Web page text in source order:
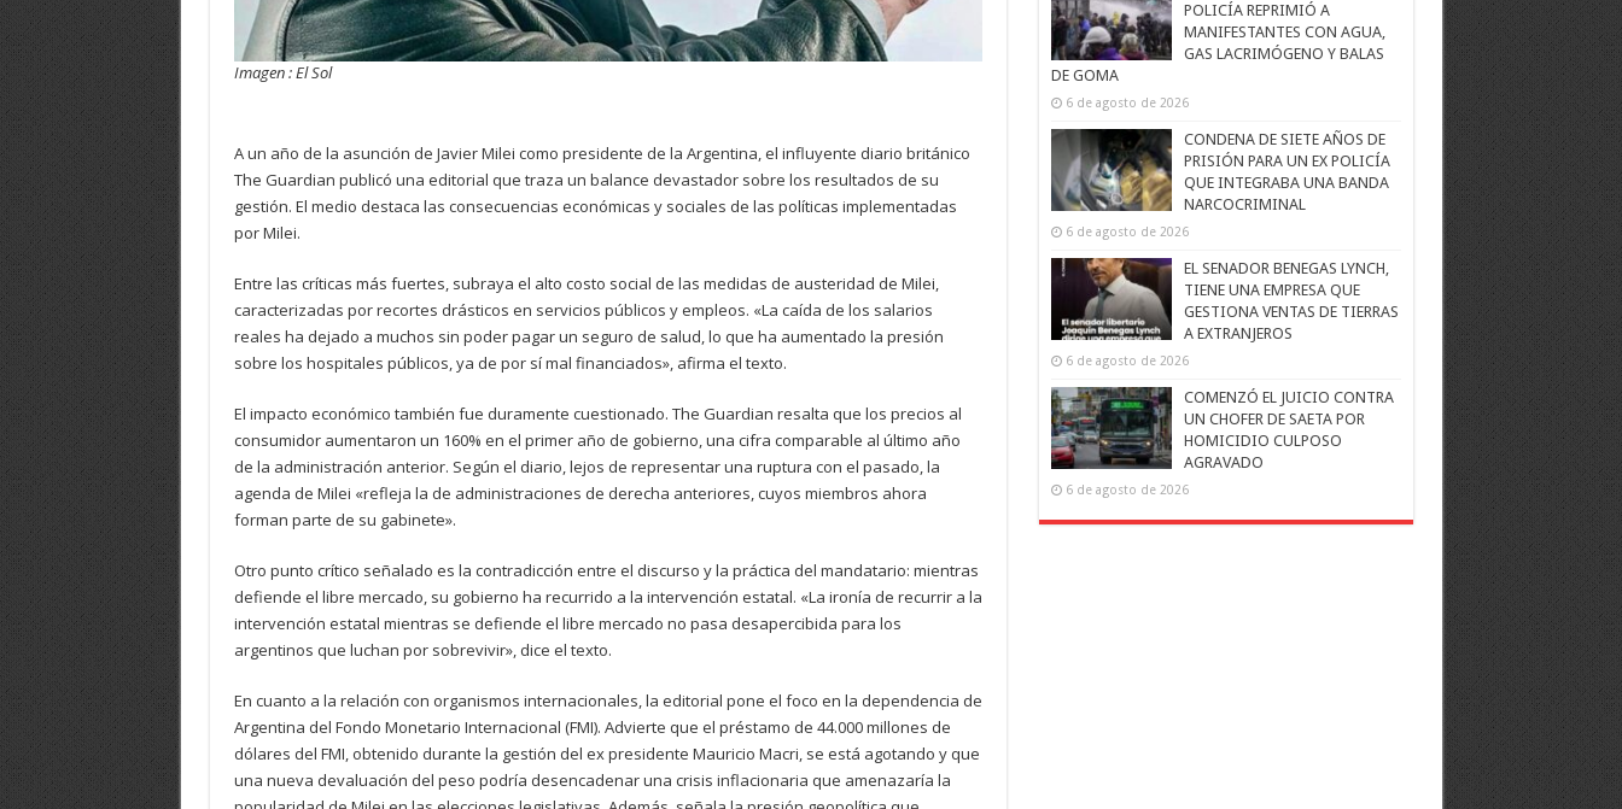
Imagen : El Sol
A un año de la asunción de Javier Milei como presidente de la Argentina, el influyente diario británico
The Guardian publicó una editorial que traza un balance devastador sobre los resultados de su
gestión. El medio destaca las consecuencias económicas y sociales de las políticas implementadas
por Milei.
Entre las críticas más fuertes, subraya el alto costo social de las medidas de austeridad de Milei,
caracterizadas por recortes drásticos en servicios públicos y empleos. «La caída de los salarios
reales ha dejado a muchos sin poder pagar un seguro de salud, lo que ha aumentado la presión
sobre los hospitales públicos, ya de por sí mal financiados», afirma el texto.
El impacto económico también fue duramente cuestionado. The Guardian resalta que los precios al
consumidor aumentaron un 160% en el primer año de gobierno, una cifra comparable al último año
de la administración anterior. Según el diario, lejos de representar una ruptura con el pasado, la
agenda de Milei «refleja la de administraciones de derecha anteriores, cuyos miembros ahora
forman parte de su gabinete».
Otro punto crítico señalado es la contradicción entre el discurso y la práctica del mandatario: mientras
defiende el libre mercado, su gobierno ha recurrido a la intervención estatal. «La ironía de recurrir a la
intervención estatal mientras se defiende el libre mercado no pasa desapercibida para los
argentinos que luchan por sobrevivir», dice el texto.
En cuanto a la relación con organismos internacionales, la editorial pone el foco en la dependencia de
Argentina del Fondo Monetario Internacional (FMI). Advierte que el préstamo de 44.000 millones de
dólares del FMI, obtenido durante la gestión del ex presidente Mauricio Macri, se está agotando y que
una nueva devaluación del peso podría desencadenar una crisis inflacionaria que amenazaría la
POLICÍA REPRIMIÓ A
MANIFESTANTES CON AGUA,
GAS LACRIMÓGENO Y BALAS
DE GOMA
6 de agosto de 2026
CONDENA DE SIETE AÑOS DE
PRISIÓN PARA UN EX POLICÍA
QUE INTEGRABA UNA BANDA
NARCOCRIMINAL
6 de agosto de 2026
EL SENADOR BENEGAS LYNCH,
TIENE UNA EMPRESA QUE
GESTIONA VENTAS DE TIERRAS
A EXTRANJEROS
6 de agosto de 2026
COMENZÓ EL JUICIO CONTRA
UN CHOFER DE SAETA POR
HOMICIDIO CULPOSO
AGRAVADO
6 de agosto de 2026